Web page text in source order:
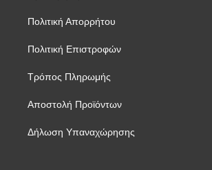
Πολιτική Απορρήτου
Πολιτική Επιστροφών
Τρόπος Πληρωμής
Αποστολή Προϊόντων
Δήλωση Υπαναχώρησης